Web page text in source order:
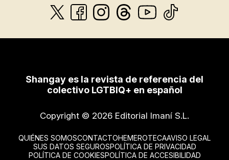
Shangay es la revista de referencia del
colectivo LGTBIQ+ en español
Copyright © 2026 Editorial Imaní S.L.
QUIÉNES SOMOSCONTACTOHEMEROTECAAVISO LEGAL
SUS DATOS SEGUROSPOLÍTICA DE PRIVACIDAD
POLÍTICA DE COOKIESPOLÍTICA DE ACCESIBILIDAD